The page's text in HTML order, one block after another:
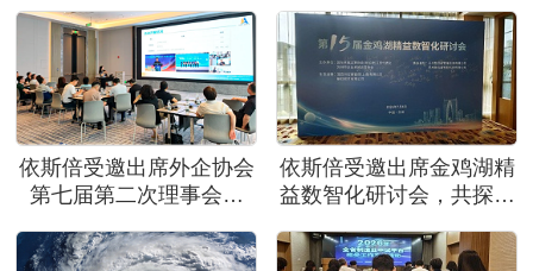
依斯倍受邀出席外企协会
第七届第二次理事会议
依斯倍受邀出席金鸡湖精
益数智化研讨会，共探制
路径